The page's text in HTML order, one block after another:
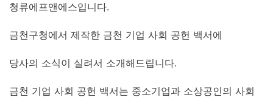
청류에프앤에스입니다.
금천구청에서 제작한 금천 기업 사회 공헌 백서에
당사의 소식이 실려서 소개해드립니다.
금천 기업 사회 공헌 백서는 중소기업과 소상공인의 사회